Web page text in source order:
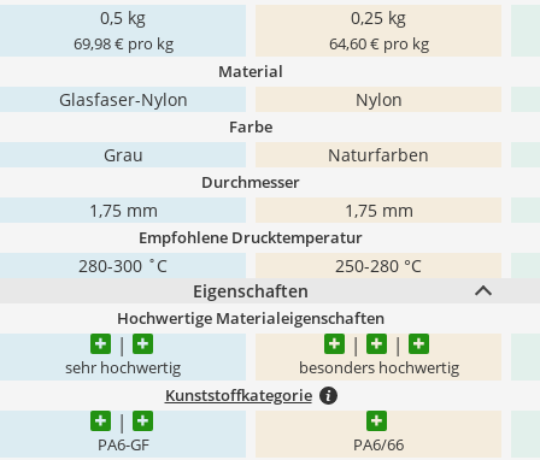
0,5 kg
69,98 € pro kg
0,25 kg
64,60 € pro kg
Material
Glasfaser-Nylon Nylon
Farbe
Grau Naturfarben
Durchmesser
1,75 mm 1,75 mm
Empfohlene Drucktemperatur
280-300 ˚C
250-280 °C
Eigenschaften
Hochwertige Materialeigenschaften
sehr hochwertig besonders hochwertig
Kunststoffkategorie
PA6-GF PA6/66